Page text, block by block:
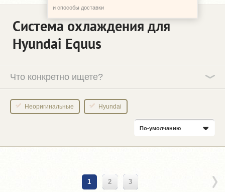
и способы доставки
Система охлаждения для
Hyundai Equus
Что конкретно ищете?
Неоригинальные Hyundai
По-умолчанию
1 2 3